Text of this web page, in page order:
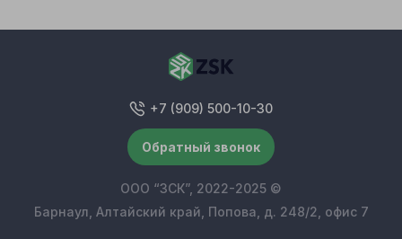
+7 (909) 500-10-30
Обратный звонок
ООО “ЗСК”, 2022-2025 ©
Барнаул, Алтайский край, Попова, д. 248/2, офис 7